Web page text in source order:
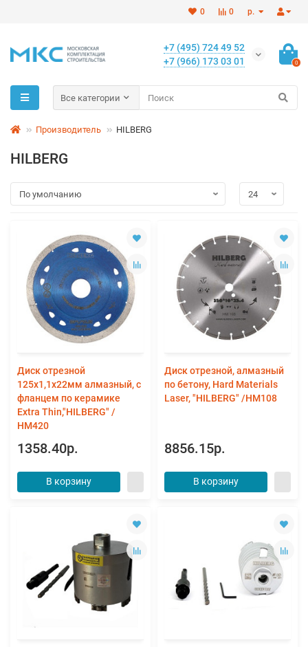
р.
0
0
+7 (495) 724 49 52
+7 (966) 173 03 01
0
Все категории
Производитель HILBERG
HILBERG
Диск отрезной
125х1,1х22мм алмазный, с
фланцем по керамике
Extra Thin,"HILBERG" /
HM420
1358.40р.
В корзину
Диск отрезной, алмазный
по бетону, Hard Materials
Laser, "HILBERG" /HM108
8856.15р.
В корзину